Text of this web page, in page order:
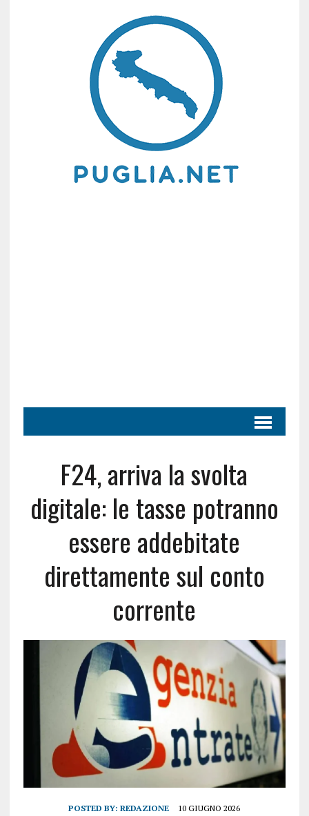
F24, arriva la svolta
digitale: le tasse potranno
essere addebitate
direttamente sul conto
corrente
POSTED BY:REDAZIONE 10 GIUGNO 2026